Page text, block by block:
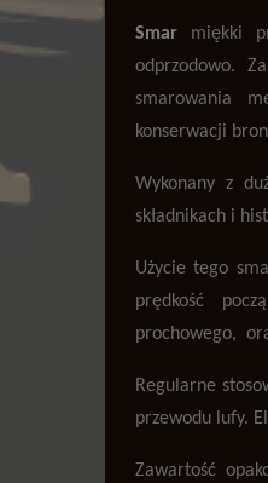
Smar miękki
odprzodowo.
smarowania
konserwacji
Wykonany z
składnikach i
Użycie tego
prędkość
prochowego,
Regularne
przewodu lufy.
Zawartość